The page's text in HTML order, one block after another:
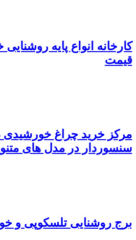
انواع پایه روشنایی
خرید چراغ خورشیدی
در مدل های
روشنایی تلسکوپی و